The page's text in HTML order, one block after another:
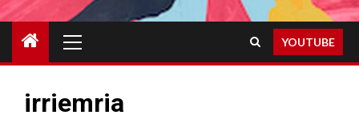
Menu
YOUTUBE
irriemria